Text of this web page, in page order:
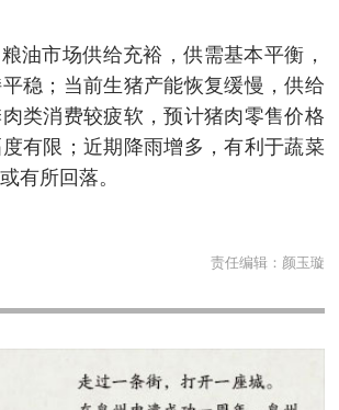
油市场供给充裕，供需基本平衡，
稳；当前生猪产能恢复缓慢，供给
类消费较疲软，预计猪肉零售价格
有限；近期降雨增多，有利于蔬菜
有所回落。
责任编辑： 颜玉璇